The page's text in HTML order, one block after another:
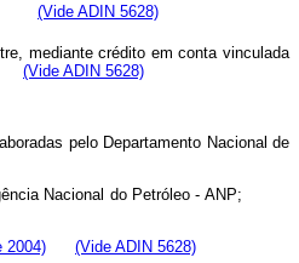
(Vide ADIN 5628)
mediante crédito em conta vinculada
(Vide ADIN 5628)
pelo Departamento Nacional de
Agência Nacional do Petróleo - ANP;
2004)
(Vide ADIN 5628)